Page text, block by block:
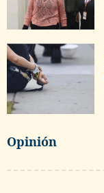
Opinión